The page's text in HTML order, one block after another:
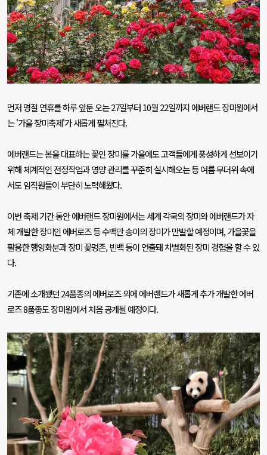
먼저 명절 연휴를 하루 앞둔 오는27일부터10월22일까지 에버랜드 장미원에서
는'가을 장미축제'가 새롭게 펼쳐진다.
에버랜드는 봄을 대표하는 꽃인 장미를 가을에도 고객들에게 풍성하게 선보이기
위해 체계적인 전정작업과 영양 관리를 꾸준히 실시해오는 등 여름 무더위 속에
서도 임직원들이 부단히 노력해왔다.
이번 축제 기간 동안 에버랜드 장미원에서는 세계 각국의 장미와 에버랜드가 자
체 개발한 장미인 에버로즈 등 수백만 송이의 장미가 만발할 예정이며,가을꽃을
활용한 행잉화분과 장미 꽃멍존,빈백 등이 연출돼 차별화된 장미 경험을 할 수 있
다.
기존에 소개됐던24품종의 에버로즈 외에 에버랜드가 새롭게 추가 개발한 에버
로즈8품종도 장미원에서 처음 공개될 예정이다.